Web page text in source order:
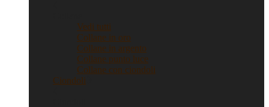
Vedi tutti
Collane in oro
Collane in argento
Collane punto luce
Collane con ciondoli
Ciondoli